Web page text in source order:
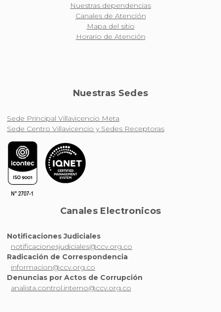
Nuestras dependencias
Canales de Atención
Mapa del sitio
Horario de Atención
Nuestras Sedes
Sede Principal Villavicencio Meta
Sede Centro Villavicencio y Sedes Receptoras
Canales Electronicos
Notificaciones Judiciales
notificacionesjudiciales@ccv.org.co
Radicación de Correspondencia
informacion@ccv.org.co
Denuncias por Actos de Corrupción
analista.control.interno@ccv.org.co